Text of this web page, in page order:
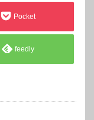
Pocket
feedly